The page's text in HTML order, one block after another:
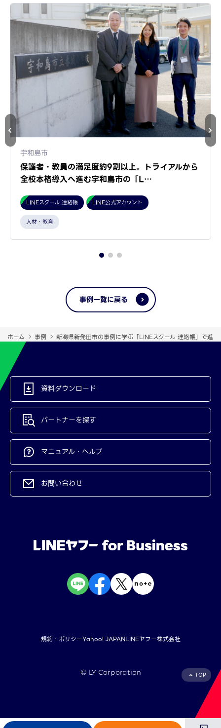
宇和島市
保護者・教員の満足度約9割以上。トライアルから
全校本格導入へ進む宇和島市の「L…
LINEスクール 連絡帳 LINE公式アカウント
人材・教育
事例一覧に戻る
ホーム 事例 新潟県新発田市の事例に学ぶ「LINEスクール 連絡帳」で進め
資料ダウンロード
パートナーを探す
マニュアル・ヘルプ
お問い合わせ
TOP
規約・ポリシーYahoo! JAPANLINEヤフー株式会社
©︎ LY Corporation